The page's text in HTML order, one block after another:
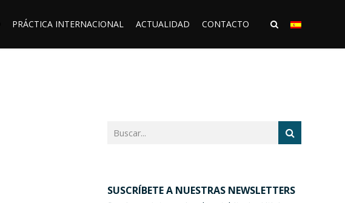
PRÁCTICA INTERNACIONAL ACTUALIDAD CONTACTO
SUSCRÍBETE A NUESTRAS NEWSLETTERS